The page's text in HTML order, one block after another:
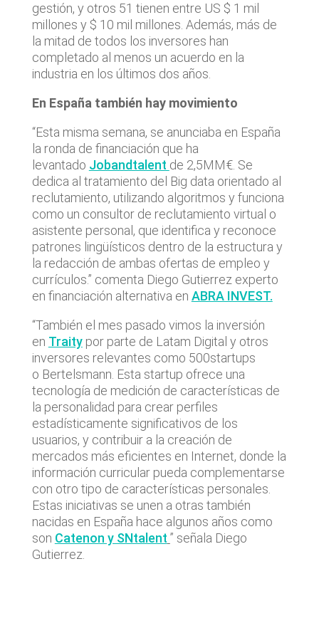
gestión, y otros 51 tienen entre US $ 1 mil
millones y $ 10 mil millones. Además, más de
la mitad de todos los inversores han
completado al menos un acuerdo en la
industria en los últimos dos años.
En España también hay movimiento
“Esta misma semana, se anunciaba en España
la ronda de financiación que ha
levantado Jobandtalent de 2,5MM€. Se
dedica al tratamiento del Big data orientado al
reclutamiento, utilizando algoritmos y funciona
como un consultor de reclutamiento virtual o
asistente personal, que identifica y reconoce
patrones lingüísticos dentro de la estructura y
la redacción de ambas ofertas de empleo y
currículos.” comenta Diego Gutierrez experto
en financiación alternativa en ABRA INVEST.
“También el mes pasado vimos la inversión
en Traitypor parte de Latam Digital y otros
inversores relevantes como 500startups
o Bertelsmann. Esta startup ofrece una
tecnología de medición de características de
la personalidad para crear perfiles
estadísticamente significativos de los
usuarios, y contribuir a la creación de
mercados más eficientes en Internet, donde la
información curricular pueda complementarse
con otro tipo de características personales.
Estas iniciativas se unen a otras también
nacidas en España hace algunos años como
son Catenon y SNtalent ” señala Diego
Gutierrez.